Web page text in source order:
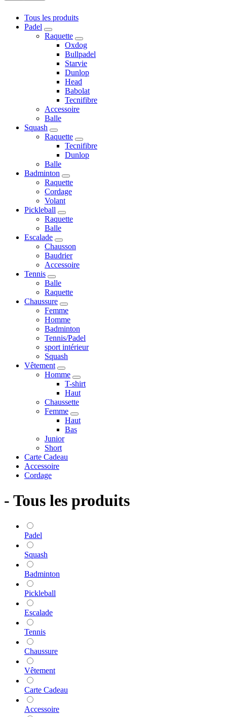
Tous les produits
Padel
Raquette
Oxdog
Bullpadel
Starvie
Dunlop
Head
Babolat
Tecnifibre
Accessoire
Balle
Squash
Raquette
Tecnifibre
Dunlop
Balle
Badminton
Raquette
Cordage
Volant
Pickleball
Raquette
Balle
Escalade
Chausson
Baudrier
Accessoire
Tennis
Balle
Raquette
Chaussure
Femme
Homme
Badminton
Tennis/Padel
sport intérieur
Squash
Vêtement
Homme
T-shirt
Haut
Chaussette
Femme
Haut
Bas
Junior
Short
Carte Cadeau
Accessoire
Cordage
- Tous les produits
Padel
Squash
Badminton
Pickleball
Escalade
Tennis
Chaussure
Vêtement
Carte Cadeau
Accessoire